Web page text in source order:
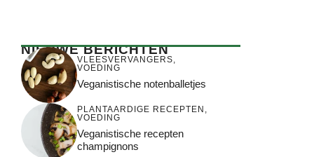
NIEUWE BERICHTEN
VLEESVERVANGERS,
VOEDING
Veganistische notenballetjes
PLANTAARDIGE RECEPTEN ,
VOEDING
Veganistische recepten
champignons